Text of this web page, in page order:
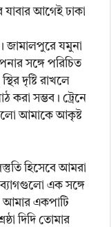
আগেই ঢাকা
জামালপুরে যমুনা
সঙ্গে পরিচিত
দৃষ্টি রাখলে
করা সম্ভব। ট্রেনে
আমাকে আকৃষ্ট
হিসেবে আমরা
ব্যাগগুলো এক সঙ্গে
আমার একপাটি
দিদি তোমার